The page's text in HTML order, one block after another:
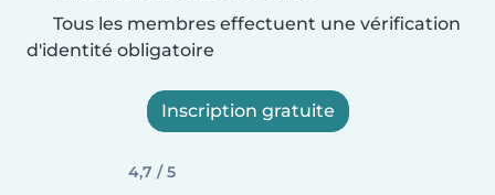
Tous les membres effectuent une vérification
d'identité obligatoire
Inscription gratuite
4,7 / 5